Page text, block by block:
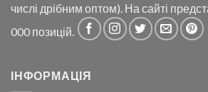
числі дрібним оптом). На сайті
000 позицій.
ІНФОРМАЦІЯ